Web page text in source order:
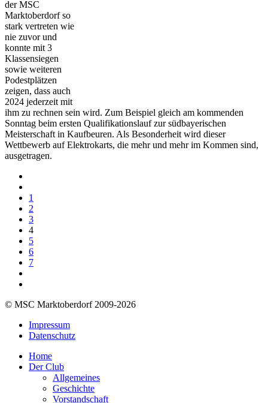
der MSC
Marktoberdorf so
stark vertreten wie
nie zuvor und
konnte mit 3
Klassensiegen
sowie weiteren
Podestplätzen
zeigen, dass auch
2024 jederzeit mit
ihm zu rechnen sein wird. Zum Beispiel gleich am kommenden
Sonntag beim ersten Qualifikationslauf zur südbayerischen
Meisterschaft in Kaufbeuren. Als Besonderheit wird dieser
Wettbewerb auf Elektrokarts, die mehr und mehr im Kommen sind,
ausgetragen.
1
2
3
4
5
6
7
© MSC Marktoberdorf 2009-2026
Impressum
Datenschutz
Home
Der Club
Allgemeines
Geschichte
Vorstandschaft